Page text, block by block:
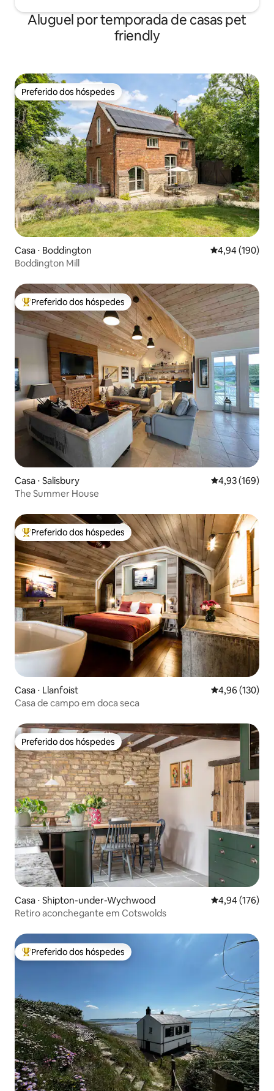
Aluguel por temporada de casas pet
friendly
Preferido dos hóspedes
Preferido dos hóspedes
Casa ⋅ Boddington 4,94 de uma
4,94 (190)
Boddington Mill
Entre os melhores preferidos dos hóspedes
Preferido dos hóspedes
Casa ⋅ Salisbury 4,93 de uma
4,93 (169)
The Summer House
Entre os melhores preferidos dos hóspedes
Preferido dos hóspedes
Casa ⋅ Llanfoist 4,96 de uma
4,96 (130)
Casa de campo em doca seca
Preferido dos hóspedes
Preferido dos hóspedes
Casa ⋅ Shipton-under-Wychwood 4,94 de uma
4,94 (176)
Retiro aconchegante em Cotswolds
Entre os melhores preferidos dos hóspedes
Preferido dos hóspedes